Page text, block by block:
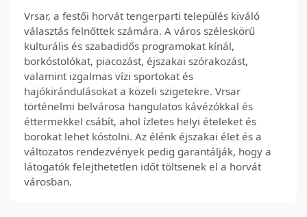
Vrsar, a festői horvát tengerparti település kiváló
választás felnőttek számára. A város széleskörű
kulturális és szabadidős programokat kínál,
borkóstolókat, piacozást, éjszakai szórakozást,
valamint izgalmas vízi sportokat és
hajókirándulásokat a közeli szigetekre. Vrsar
történelmi belvárosa hangulatos kávézókkal és
éttermekkel csábít, ahol ízletes helyi ételeket és
borokat lehet kóstolni. Az élénk éjszakai élet és a
változatos rendezvények pedig garantálják, hogy a
látogatók felejthetetlen időt töltsenek el a horvát
városban.